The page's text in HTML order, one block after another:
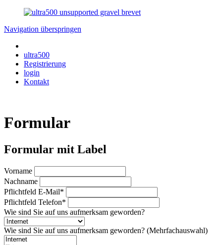
Navigation überspringen
ultra500
Registrierung
login
Kontakt
Formular
Formular mit Label
Vorname
Nachname
Pflichtfeld E-Mail*
Pflichtfeld Telefon*
Wie sind Sie auf uns aufmerksam geworden?
Wie sind Sie auf uns aufmerksam geworden? (Mehrfachauswahl)